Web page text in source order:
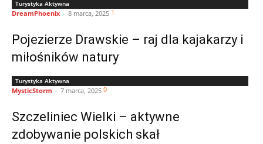
Turystyka Aktywna
DreamPhoenix - 8 marca, 2025 1
Pojezierze Drawskie – raj dla kajakarzy i
miłośników natury
Turystyka Aktywna
MysticStorm - 7 marca, 2025 0
Szczeliniec Wielki – aktywne
zdobywanie polskich skał